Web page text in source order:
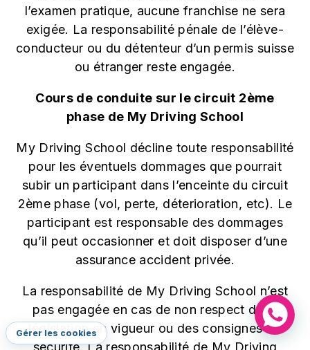
Gérer les cookies
l’examen pratique, aucune franchise ne sera
exigée. La responsabilité pénale de l’élève-
conducteur ou du détenteur d’un permis suisse
ou étranger reste engagée.
Cours de conduite sur le circuit 2ème
phase de My Driving School
My Driving School décline toute responsabilité
pour les éventuels dommages que pourrait
subir un participant dans l’enceinte du circuit
2ème phase (vol, perte, déterioration, etc). Le
participant est responsable des dommages
qu’il peut occasionner et doit disposer d’une
assurance accident privée.
La responsabilité de My Driving School n’est
pas engagée en cas de non respect de la
législation en vigueur ou des consignes de
sécurité. La responsabilité de My Driving